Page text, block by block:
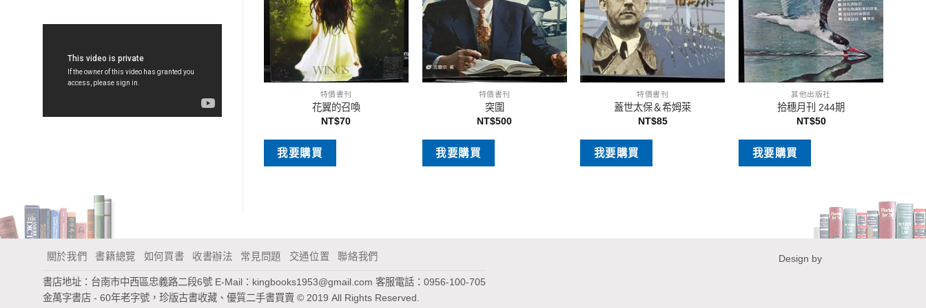
特價書刊
花翼的召喚
NT$70
我要購買
特價書刊
突圍
NT$500
我要購買
特價書刊
蓋世太保＆希姆萊
NT$85
我要購買
其他出版社
拾穗月刊 244期
NT$50
我要購買
Design by
關於我們 書籍總覽 如何買書 收書辦法 常見問題 交通位置 聯絡我們
書店地址：台南市中西區忠義路二段6號 E-Mail： kingbooks1953@gmail.com 客服電話：0956-100-705
金萬字書店 - 60年老字號，珍版古書收藏、優質二手書買賣 © 2019 All Rights Reserved.